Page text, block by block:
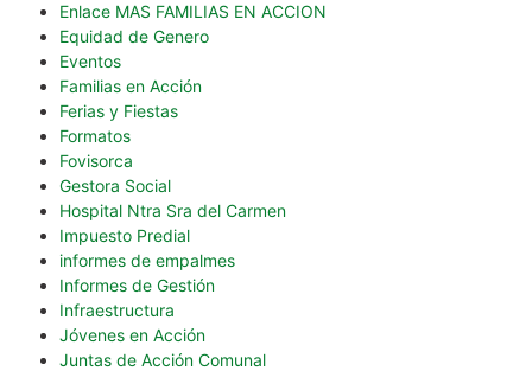
Enlace MAS FAMILIAS EN ACCION
Equidad de Genero
Eventos
Familias en Acción
Ferias y Fiestas
Formatos
Fovisorca
Gestora Social
Hospital Ntra Sra del Carmen
Impuesto Predial
informes de empalmes
Informes de Gestión
Infraestructura
Jóvenes en Acción
Juntas de Acción Comunal